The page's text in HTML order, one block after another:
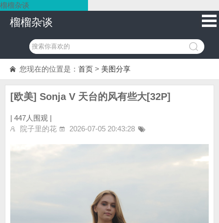
榴榴杂谈
榴榴杂谈
您现在的位置是： 首页 > 美图分享
[欧美] Sonja V 天台的风有些大[32P]
| 447人围观 |
院子里的花
2026-07-05 20:43:28